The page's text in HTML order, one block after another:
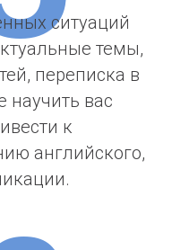
ситуаций
темы,
переписка в
научить вас
к
английского,